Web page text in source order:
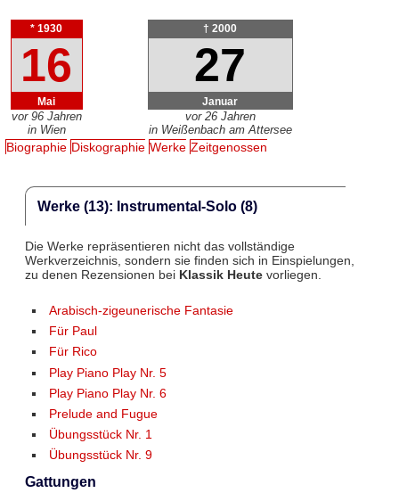
* 1930
16
Mai
vor 96 Jahren
in Wien
† 2000
27
Januar
vor 26 Jahren
in Weißenbach am Attersee
Biographie Diskographie Werke Zeitgenossen
Werke (13): Instrumental-Solo (8)
Die Werke repräsentieren nicht das vollständige
Werkverzeichnis, sondern sie finden sich in Einspielungen,
zu denen Rezensionen bei Klassik Heutevorliegen.
Arabisch-zigeunerische Fantasie
Für Paul
Für Rico
Play Piano Play Nr. 5
Play Piano Play Nr. 6
Prelude and Fugue
Übungsstück Nr. 1
Übungsstück Nr. 9
Gattungen